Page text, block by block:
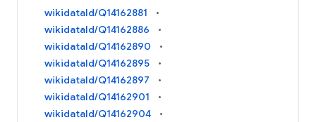
wikidataId/Q14162881
wikidataId/Q14162886
wikidataId/Q14162890
wikidataId/Q14162895
wikidataId/Q14162897
wikidataId/Q14162901
wikidataId/Q14162904